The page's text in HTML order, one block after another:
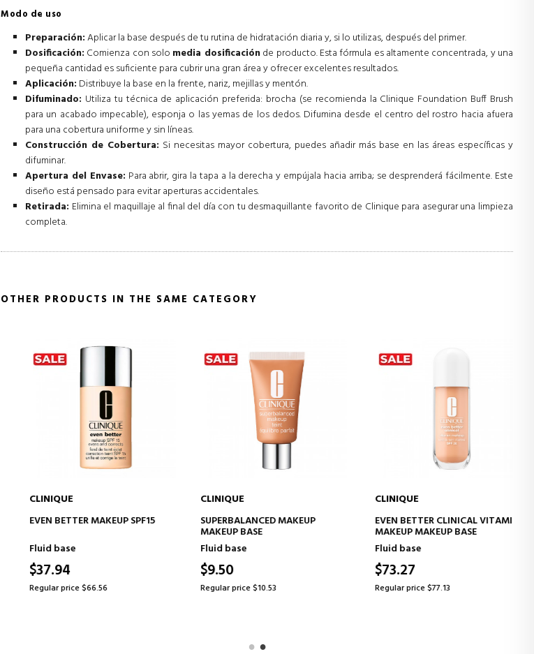
Modo de uso
Preparación:Aplicar la base después de tu rutina de hidratación diaria y, si lo utilizas, después del primer.
Dosificación: Comienza con solo media dosificaciónde producto. Esta fórmula es altamente concentrada, y una
pequeña cantidad es suficiente para cubrir una gran área y ofrecer excelentes resultados.
Aplicación: Distribuye la base en la frente, nariz, mejillas y mentón.
Difuminado: Utiliza tu técnica de aplicación preferida: brocha (se recomienda la Clinique Foundation Buff Brush
para un acabado impecable), esponja o las yemas de los dedos. Difumina desde el centro del rostro hacia afuera
para una cobertura uniforme y sin líneas.
Construcción de Cobertura: Si necesitas mayor cobertura, puedes añadir más base en las áreas específicas y
difuminar.
Apertura del Envase: Para abrir, gira la tapa a la derecha y empújala hacia arriba; se desprenderá fácilmente. Este
diseño está pensado para evitar aperturas accidentales.
Retirada: Elimina el maquillaje al final del día con tu desmaquillante favorito de Clinique para asegurar una limpieza
completa.
OTHER PRODUCTS IN THE SAME CATEGORY
ADD TO CART
CLINIQUE
EVEN BETTER MAKEUP SPF15
Fluid base
$37.94
Regular price $66.56
ADD TO CART
CLINIQUE
SUPERBALANCED MAKEUP
MAKEUP BASE
Fluid base
$9.50
Regular price $10.53
ADD TO CART
CLINIQUE
EVEN BETTER CLINICAL VITAMIN
MAKEUP MAKEUP BASE
Fluid base
$73.27
Regular price $77.13